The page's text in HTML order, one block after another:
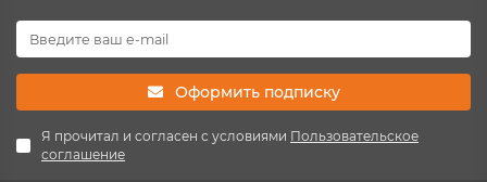
Оформить подписку
Я прочитал и согласен с условиями Пользовательское
соглашение